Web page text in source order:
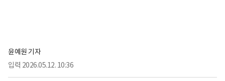
윤예원 기자
입력 2026.05.12. 10:36